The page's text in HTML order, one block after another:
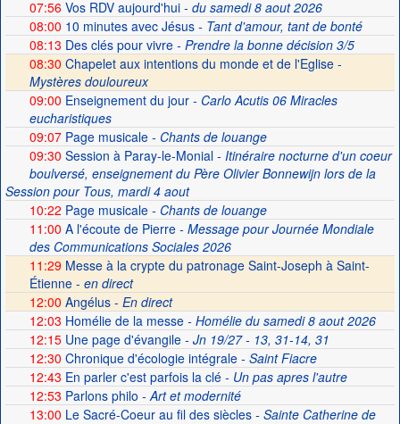
07:56Vos RDV aujourd'hui- du samedi 8 aout 2026
08:00 10 minutes avec Jésus- Tant d'amour, tant de bonté
08:13 Des clés pour vivre- Prendre la bonne décision 3/5
08:30 Chapelet aux intentions du monde et de l'Eglise -
Mystères douloureux
09:00 Enseignement du jour- Carlo Acutis 06 Miracles
eucharistiques
09:07Page musicale- Chants de louange
09:30 Session à Paray-le-Monial- Itinéraire nocturne d'un coeur
boulversé, enseignement du Père Olivier Bonnewijn lors de la
Session pour Tous, mardi 4 aout
10:22 Page musicale- Chants de louange
11:00 A l'écoute de Pierre- Message pour Journée Mondiale
des Communications Sociales 2026
11:29 Messe à la crypte du patronage Saint-Joseph à Saint-
Étienne - en direct
12:00 Angélus - En direct
12:03 Homélie de la messe- Homélie du samedi 8 aout 2026
12:15Une page d'évangile- Jn 19/27 - 13, 31-14, 31
12:30 Chronique d'écologie intégrale- Saint Fiacre
12:43 En parler c'est parfois la clé- Un pas apres l'autre
12:53 Parlons philo - Art et modernité
13:00 Le Sacré-Coeur au fil des siècles- Sainte Catherine de